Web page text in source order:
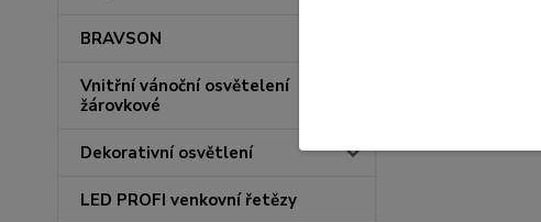
BRAVSON
Vnitřní vánoční osvětelení
žárovkové
Dekorativní osvětlení
LED PROFI venkovní řetězy